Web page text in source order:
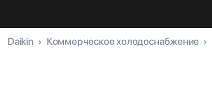
Daikin Коммерческое холодоснабжение